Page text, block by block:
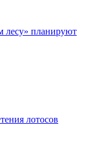
лесу» планируют
лотосов